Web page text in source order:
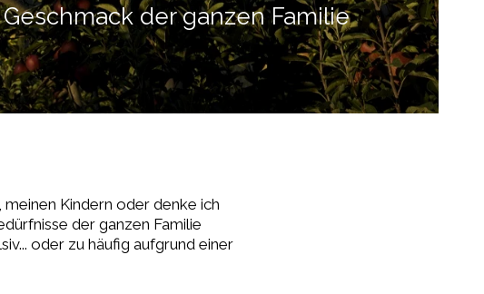
der ganzen Familie
Kindern oder denke ich
der ganzen Familie
oder zu häufig aufgrund einer